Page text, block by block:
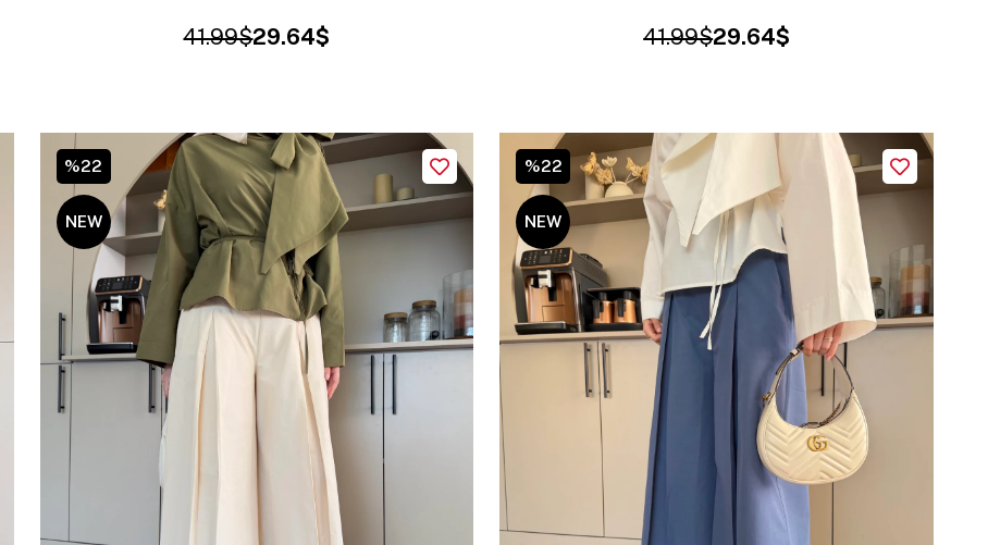
29.64$
41.99$ 29.64$
41.99$
%22
NEW
ITEM
%22
NEW
ITEM